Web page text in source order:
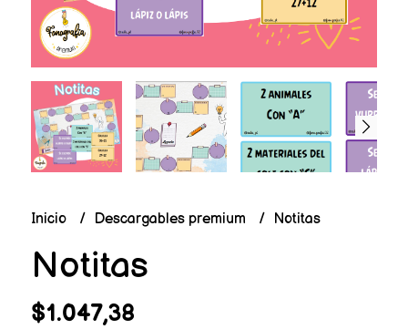
Inicio Descargables premium Notitas
Notitas
$1.047,38